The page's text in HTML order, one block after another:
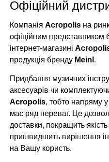
Офіційний
Компанія Acropolis на
офіційним представником
інтернет-магазині
продукція бренду Meinl .
Придбання музичних
аксесуарів чи
Acropolis, тобто напряму
має ряд переваг. Це
доставки, покращить якість
пришвидшить вирішення
на Вашу користь.